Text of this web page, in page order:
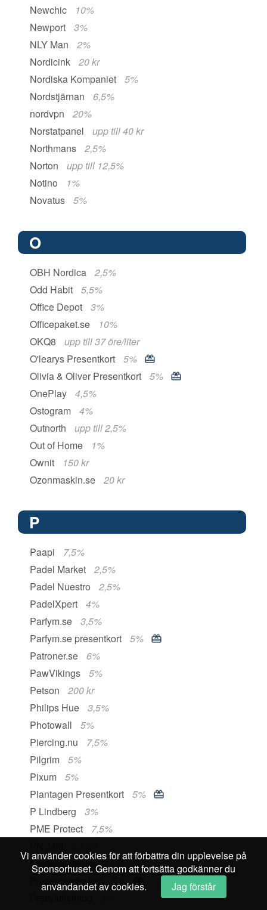
Newchic
10%
Newport
3%
NLY Man
2%
Nordicink
20 kr
Nordiska Kompaniet
5%
Nordstjärnan
6,5%
nordvpn
20%
Norstatpanel
upp till 40 kr
Northmans
2,5%
Norton
upp till 12,5%
Notino
1%
Novatus
5%
O
OBH Nordica
2,5%
Odd Habit
5,5%
Office Depot
3%
Officepaket.se
10%
OKQ8
upp till 37 öre/liter
O'learys Presentkort
5%
Olivia & Oliver Presentkort
5%
OnePlay
4,5%
Ostogram
4%
Outnorth
upp till 2,5%
Out of Home
1%
Ownit
150 kr
Ozonmaskin.se
20 kr
P
Paapi
7,5%
Padel Market
2,5%
Padel Nuestro
2,5%
PadelXpert
4%
Parfym.se
3,5%
Parfym.se presentkort
5%
Patroner.se
6%
PawVikings
5%
Petson
200 kr
Philips Hue
3,5%
Photowall
5%
Piercing.nu
7,5%
Pilgrim
5%
Pixum
5%
Plantagen Presentkort
5%
P Lindberg
3%
PME Protect
7,5%
Postkodlotteriet 40 kr
Presentkortsshop
Vi använder cookies för att förbättra din upplevelse på
Sponsorhuset. Genom att fortsätta godkänner du
användandet av cookies.
Jag förstår